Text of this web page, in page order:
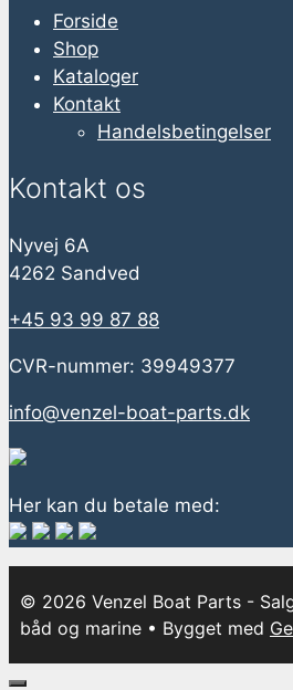
Forside
Shop
Kataloger
Kontakt
Handelsbetingelser
Kontakt os
Nyvej 6A
4262 Sandved
+45 93 99 87 88
CVR-nummer: 39949377
info@venzel-boat-parts.dk
Her kan du betale med:
© 2026 Venzel Boat Parts -
båd og marine • Bygget med